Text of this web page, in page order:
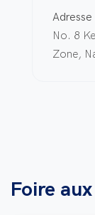
Adresse
No. 8
Zone,
Foire